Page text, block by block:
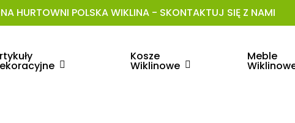
HURTOWNI POLSKA WIKLINA - SKONTAKTUJ SIĘ Z NAMI
Kosze
Wiklinowe
Meble